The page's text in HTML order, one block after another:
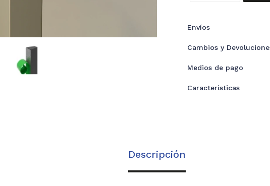
Envíos
Cambios y
Medios de pago
Características
Descripción